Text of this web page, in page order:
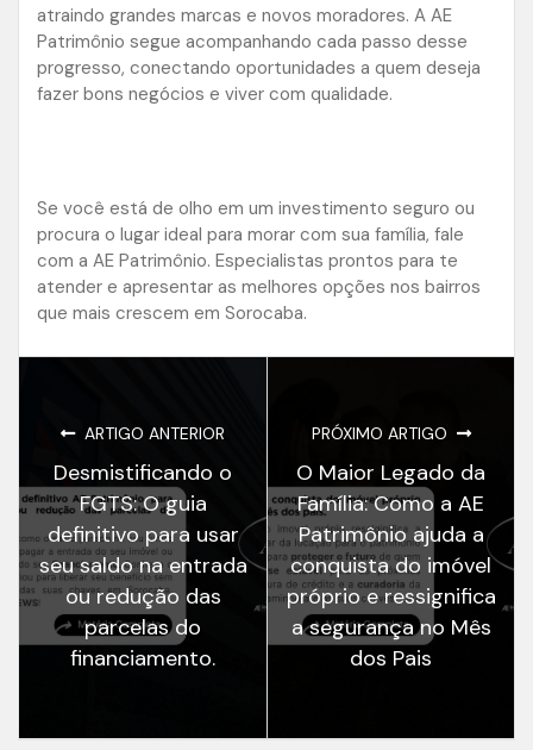
atraindo grandes marcas e novos moradores. A AE
Patrimônio segue acompanhando cada passo desse
progresso, conectando oportunidades a quem deseja
fazer bons negócios e viver com qualidade.
Se você está de olho em um investimento seguro ou
procura o lugar ideal para morar com sua família, fale
com a AE Patrimônio. Especialistas prontos para te
atender e apresentar as melhores opções nos bairros
que mais crescem em Sorocaba.
ARTIGO ANTERIOR
Desmistificando o
FGTS: O guia
definitivo para usar
seu saldo na entrada
ou redução das
parcelas do
financiamento.
PRÓXIMO ARTIGO
O Maior Legado da
Família: Como a AE
Patrimônio ajuda a
conquista do imóvel
próprio e ressignifica
a segurança no Mês
dos Pais